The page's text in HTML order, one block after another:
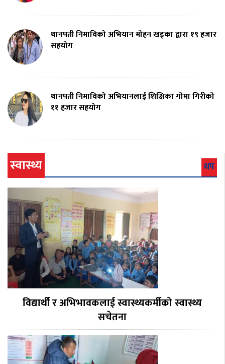
थानपती निमाविको अभियान मोहन खड्का द्वारा १९ हजार
सहयोग
थानपती निमाविको अभियानलाई शिक्षिका गोमा गिरीको
११ हजार सहयोग
स्वास्थ्य थप
विद्यार्थी र अभिभावकलाई स्वास्थ्यकर्मीको स्वास्थ्य
सचेतना